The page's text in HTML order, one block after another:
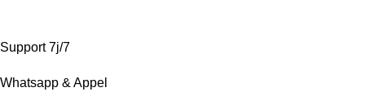
Support 7j/7
Whatsapp & Appel